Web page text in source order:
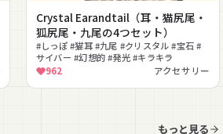
Crystal Earandtail（耳・猫尻尾・
狐尻尾・九尾の4つセット）
#しっぽ #猫耳 #九尾 #クリスタル #宝石 #
サイバー #幻想的 #発光 #キラキラ
962
アクセサリー
もっと見る